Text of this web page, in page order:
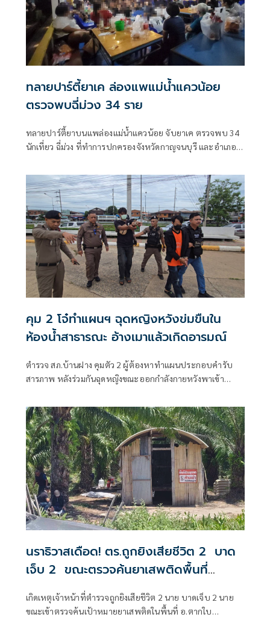
ทลายปาร์ตี้ยาเค ล่องแพแม่น้ำแควน้อย
ตรวจพบฉี่ม่วง 34 ราย
ทลายปาร์ตี้ยาบนแพล่องแม่น้ำแควน้อย จับยาเค ตรวจพบ 34
นักเที่ยว ฉี่ม่วง ที่ทำการปกครองจังหวัดกาญจนบุรี และอําเภอ
ยาเสพติด
คุม 2 โจ๋ทำแผนฯ ฉุดหญิงหวังข่มขืนใน
ห้องน้ำสาธารณะ อ้างเมาแล้วเกิดอารมณ์
ตำรวจ สภ.บ้านฝาง คุมตัว 2 ผู้ต้องหาทำแผนประกอบคำรับ
สารภาพ หลังร่วมกันฉุดหญิงขณะออกกำลังกายหวังพาเข้า
นราธิวาสเดือด! ตร.ถูกยิงเสียชีวิต 2 บาด
เจ็บ 2 ขณะตรวจค้นยาเสพติดพื้นที่
เกิดเหตุเจ้าหน้าที่ตำรวจถูกยิงเสียชีวิต 2 นาย บาดเจ็บ 2 นาย
ขณะเข้าตรวจค้นเป้าหมายยาเสพติดในพื้นที่ อ.ตากใบ